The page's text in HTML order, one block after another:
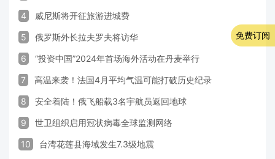
4 威尼斯将开征旅游进城费
5 俄罗斯外长拉夫罗夫将访华
6 “投资中国”2024年首场海外活动在丹麦举行
7 高温来袭！法国4月平均气温可能打破历史纪录
8 安全着陆！俄飞船载3名宇航员返回地球
9 世卫组织启用冠状病毒全球监测网络
10 台湾花莲县海域发生7.3级地震
免费订阅